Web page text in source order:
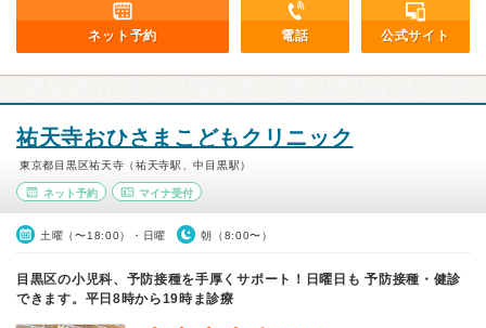
ネット予約 電話 公式サイト
祐天寺おひさまこどもクリニック
東京都目黒区祐天寺（祐天寺駅、中目黒駅）
ネット予約 マイナ受付
土曜（〜18:00）・日曜 朝（8:00〜）
目黒区の小児科、予防接種を手厚くサポート！日曜日も 予防接種・健診
できます。平日8時から19時ま診療